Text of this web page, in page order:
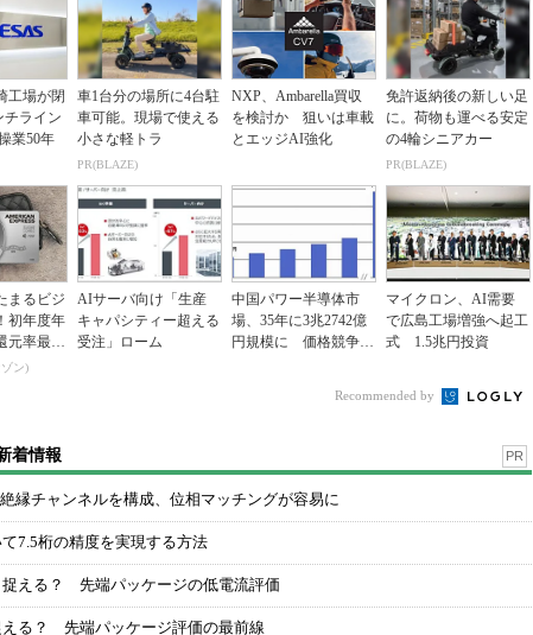
工場が閉
チライン
業50年
車1台分の場所に4台駐
車可能。現場で使える
小さな軽トラ
PR(BLAZE)
NXP、Ambarella買収
を検討か 狙いは車載
とエッジAI強化
免許返納後の新しい足
に。荷物も運べる安定
の4輪シニアカー
PR(BLAZE)
まるビジ
初年度年
元率最大
ン)
AIサーバ向け「生産
キャパシティー超える
受注」ローム
中国パワー半導体市
場、35年に3兆2742億
円規模に 価格競争さ
マイクロン、AI需要
で広島工場増強へ起工
式 1.5兆円投資
Recommended by
着情報 PR
縁チャンネルを構成、位相マッチングが容易に
7.5桁の精度を実現する方法
える？ 先端パッケージの低電流評価
る？ 先端パッケージ評価の最前線